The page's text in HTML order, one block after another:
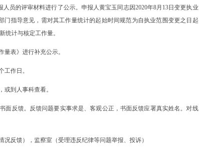
人员的评审材料进行了公示。申报人黄宝玉同志因2020年8月13日变更执业
指导意见，需对其工作量统计的起始时间规范为自执业范围变更之日起
统计与核定工作量。
表》进行补充公示。
工作日。
到人事科查看。
面反馈。反馈问题要实事求是、客观公正，书面反馈应署真实姓名。对线
反馈），监察室（受理违反纪律等问题举报、投诉）